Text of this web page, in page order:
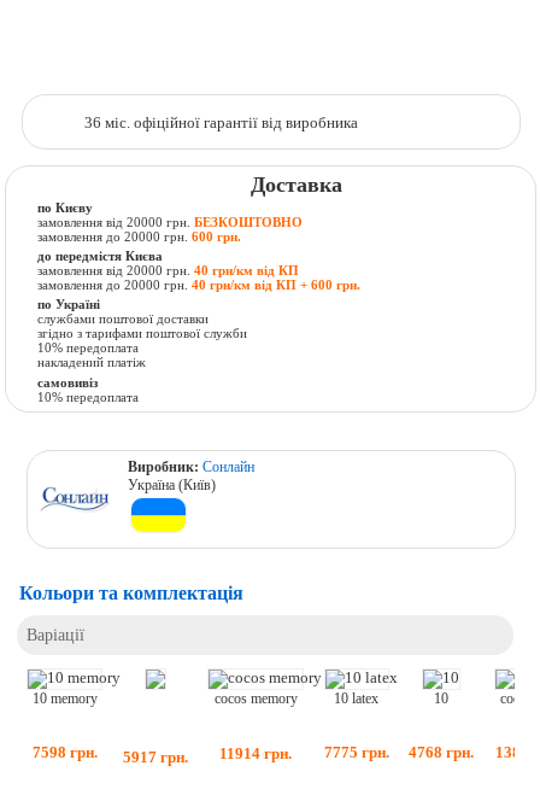
36 міс. офіційної гарантії від виробника
Доставка
по Києву
замовлення від 20000 грн.БЕЗКОШТОВНО
замовлення до 20000 грн.600 грн.
до передмістя Києва
замовлення від 20000 грн.40 грн/км від КП
замовлення до 20000 грн.40 грн/км від КП + 600 грн.
по Україні
службами поштової доставки
згідно з тарифами поштової служби
10% передоплата
накладений платіж
самовивіз
10% передоплата
Виробник:Сонлайн
Україна (Київ)
Кольори та комплектація
Варіації
10 memory
7598 грн. 5917 грн.
cocos memory
11914 грн.
10 latex
7775 грн.
10
4768 грн.
cocos
13878